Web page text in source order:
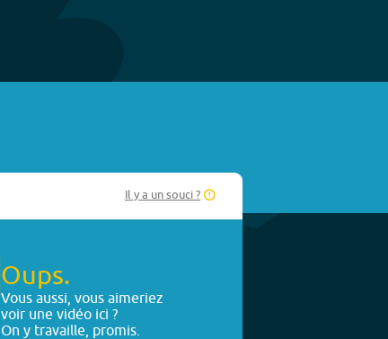
Il y a un souci ?
Oups.
Vous aussi, vous aimeriez
voir une vidéo ici ?
On y travaille, promis.